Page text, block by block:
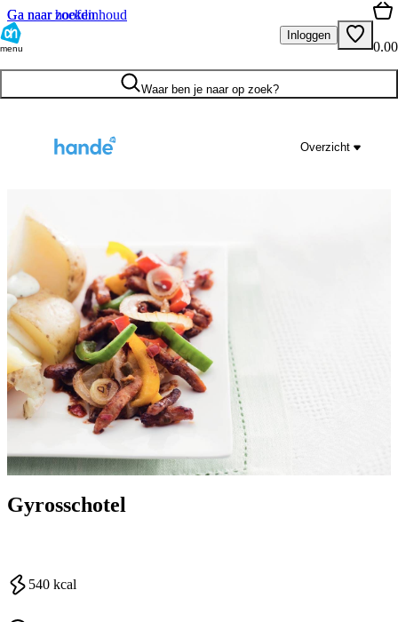
Ga naar hoofdinhoud
Ga naar zoeken
menu
Inloggen
0.00
Waar ben je naar op zoek?
Overzicht
Gyrosschotel
540 kcal